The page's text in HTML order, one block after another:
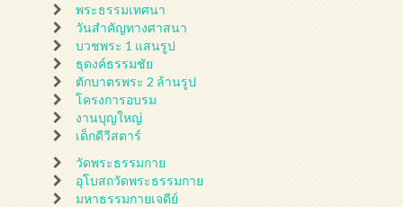
พระธรรมเทศนา
วันสำคัญทางศาสนา
บวชพระ 1 แสนรูป
ธุดงค์ธรรมชัย
ตักบาตรพระ 2 ล้านรูป
โครงการอบรม
งานบุญใหญ่
เด็กดีวีสตาร์
วัดพระธรรมกาย
อุโบสถวัดพระธรรมกาย
มหาธรรมกายเจดีย์